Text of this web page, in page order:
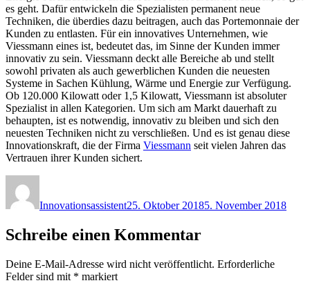
es geht. Dafür entwickeln die Spezialisten permanent neue
Techniken, die überdies dazu beitragen, auch das Portemonnaie der
Kunden zu entlasten. Für ein innovatives Unternehmen, wie
Viessmann eines ist, bedeutet das, im Sinne der Kunden immer
innovativ zu sein. Viessmann deckt alle Bereiche ab und stellt
sowohl privaten als auch gewerblichen Kunden die neuesten
Systeme in Sachen Kühlung, Wärme und Energie zur Verfügung.
Ob 120.000 Kilowatt oder 1,5 Kilowatt, Viessmann ist absoluter
Spezialist in allen Kategorien. Um sich am Markt dauerhaft zu
behaupten, ist es notwendig, innovativ zu bleiben und sich den
neuesten Techniken nicht zu verschließen. Und es ist genau diese
Innovationskraft, die der Firma Viessmann seit vielen Jahren das
Vertrauen ihrer Kunden sichert.
Innovationsassistent25. Oktober 20185. November 2018
Schreibe einen Kommentar
Deine E-Mail-Adresse wird nicht veröffentlicht. Erforderliche
Felder sind mit * markiert